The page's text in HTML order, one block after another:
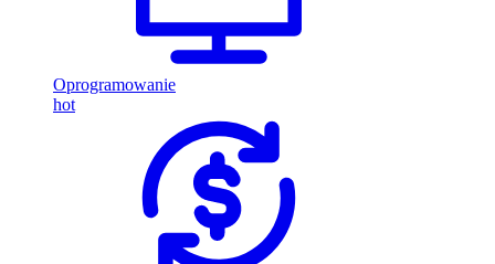
Oprogramowanie
hot